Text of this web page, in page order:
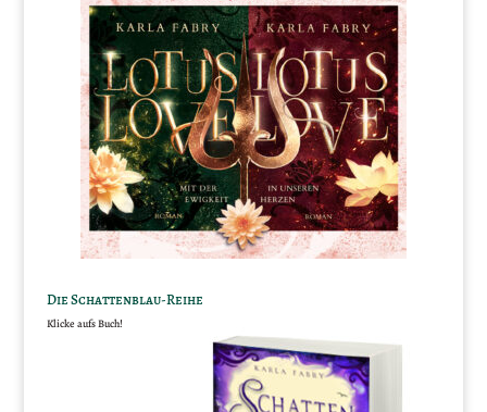
Die Schattenblau-Reihe
Klicke aufs Buch!